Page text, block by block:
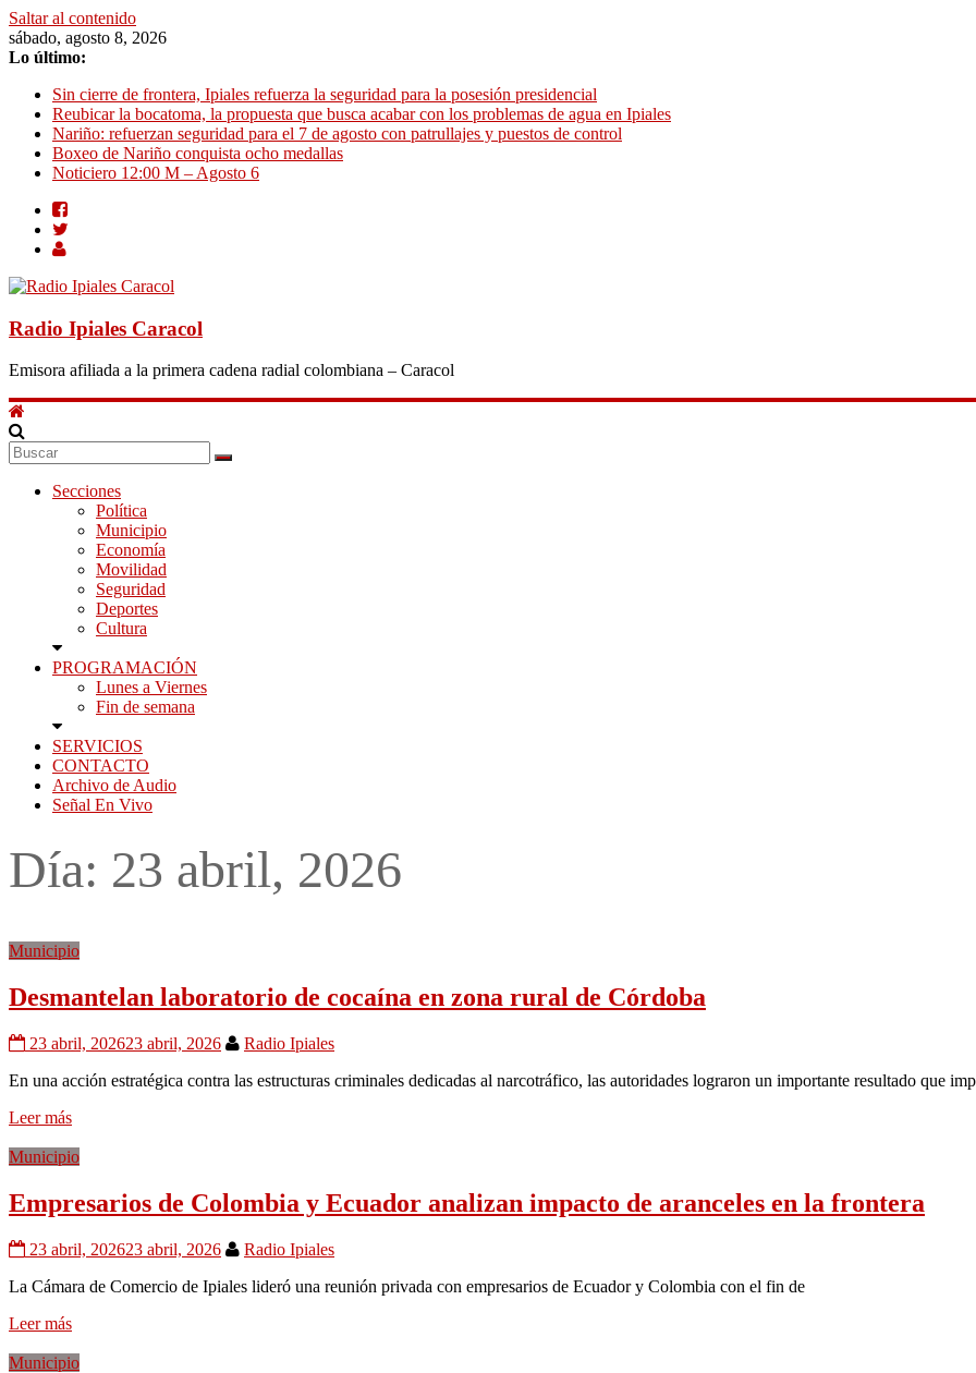
Saltar al contenido
sábado, agosto 8, 2026
Lo último:
Sin cierre de frontera, Ipiales refuerza la seguridad para la posesión presidencial
Reubicar la bocatoma, la propuesta que busca acabar con los problemas de agua en Ipiales
Nariño: refuerzan seguridad para el 7 de agosto con patrullajes y puestos de control
Boxeo de Nariño conquista ocho medallas
Noticiero 12:00 M – Agosto 6
Radio Ipiales Caracol
Emisora afiliada a la primera cadena radial colombiana – Caracol
Secciones
Política
Municipio
Economía
Movilidad
Seguridad
Deportes
Cultura
PROGRAMACIÓN
Lunes a Viernes
Fin de semana
SERVICIOS
CONTACTO
Archivo de Audio
Señal En Vivo
Día: 23 abril, 2026
Municipio
Desmantelan laboratorio de cocaína en zona rural de Córdoba
23 abril, 202623 abril, 2026
Radio Ipiales
En una acción estratégica contra las estructuras criminales dedicadas al narcotráfico, las autoridades lograron un importante resultado que
Leer más
Municipio
Empresarios de Colombia y Ecuador analizan impacto de aranceles en la frontera
23 abril, 202623 abril, 2026
Radio Ipiales
La Cámara de Comercio de Ipiales lideró una reunión privada con empresarios de Ecuador y Colombia con el fin de
Leer más
Municipio